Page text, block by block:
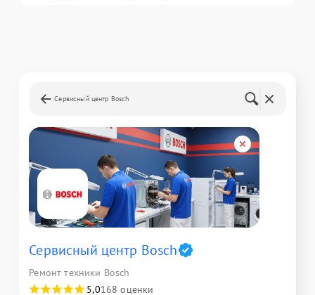
Сервисный центр Bosch
Сервисный центр Bosch
Ремонт техники Bosch
5,0168 оценки